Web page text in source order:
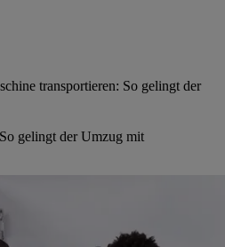
transportieren: So gelingt der
gelingt der Umzug mit